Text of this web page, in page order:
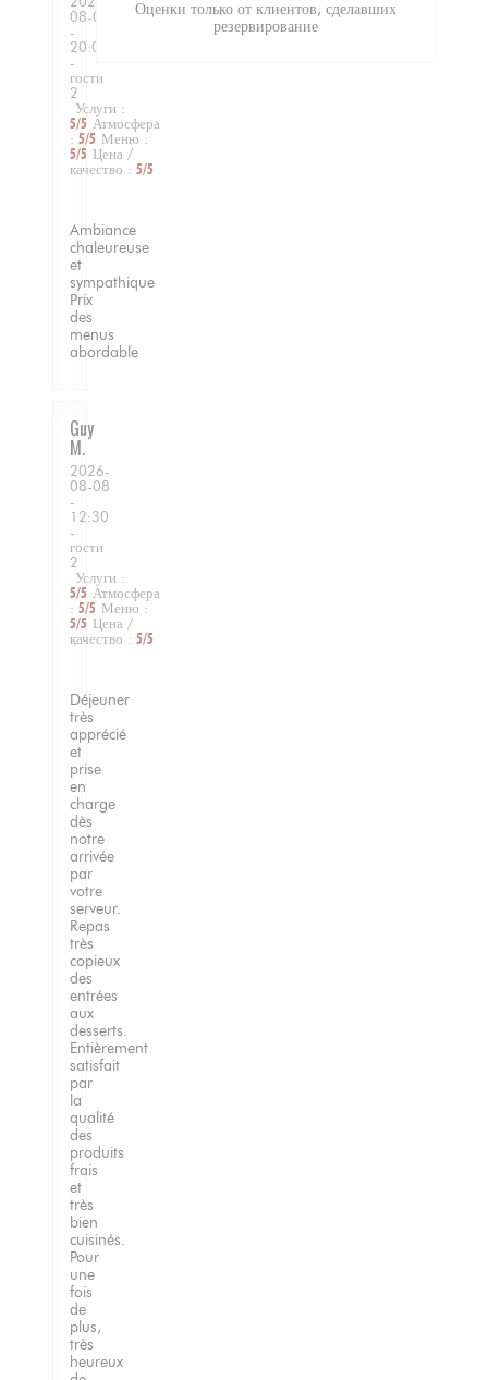
08-08
-
20:00
-
гости
2
Услуги :
5/5 Атмосфера
: 5/5 Меню :
5/5 Цена /
качество : 5/5
Ambiance
chaleureuse
et
sympathique
Prix
des
menus
abordable
Guy
M
2026-
08-08
-
12:30
-
гости
2
Услуги :
5/5 Атмосфера
: 5/5 Меню :
5/5 Цена /
качество : 5/5
Déjeuner
très
apprécié
et
prise
en
charge
dès
notre
arrivée
par
votre
serveur.
Repas
très
copieux
des
entrées
aux
desserts.
Entièrement
satisfait
par
la
qualité
des
produits
frais
et
très
bien
cuisinés.
Pour
une
fois
de
plus,
très
heureux
Оценки только от клиентов, сделавших
резервирование